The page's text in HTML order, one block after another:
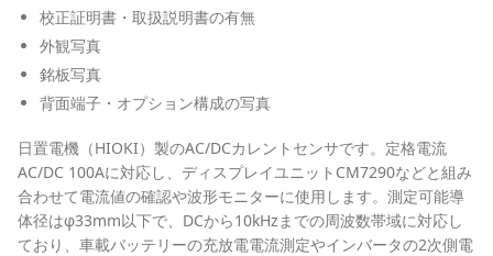
校正証明書・取扱説明書の有無
外観写真
銘板写真
背面端子・オプション構成の写真
日置電機（HIOKI）製のAC/DCカレントセンサです。定格電流
AC/DC 100Aに対応し、ディスプレイユニットCM7290などと組み
合わせて電流値の確認や波形モニターに使用します。測定可能導
体径はφ33mm以下で、DCから10kHzまでの周波数帯域に対応し
ており、車載バッテリーの充放電電流測定やインバータの2次側電